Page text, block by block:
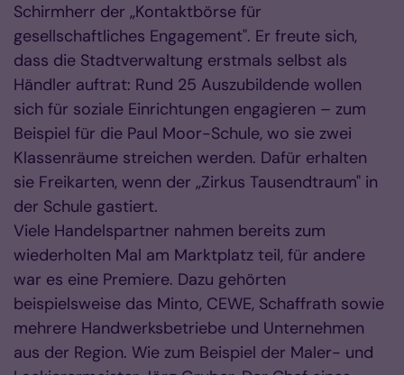
Schirmherr der „Kontaktbörse für
gesellschaftliches Engagement". Er freute sich,
dass die Stadtverwaltung erstmals selbst als
Händler auftrat: Rund 25 Auszubildende wollen
sich für soziale Einrichtungen engagieren – zum
Beispiel für die Paul Moor-Schule, wo sie zwei
Klassenräume streichen werden. Dafür erhalten
sie Freikarten, wenn der „Zirkus Tausendtraum" in
der Schule gastiert.
Viele Handelspartner nahmen bereits zum
wiederholten Mal am Marktplatz teil, für andere
war es eine Premiere. Dazu gehörten
beispielsweise das Minto, CEWE, Schaffrath sowie
mehrere Handwerksbetriebe und Unternehmen
aus der Region. Wie zum Beispiel der Maler- und